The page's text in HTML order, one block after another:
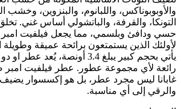
والأوبوبوناكس، واللبانوم، والبنزوين، وخشب
التونكا، والقرفة، والباتشولي أساس غني.
حسي ودافئ وبلسمي، مما يجعل فيلفيت
لأولئك الذين يستمتعون برائحة عميقة وطويلة
يأتي بحجم كبير يبلغ 3.4 أونصة،
رائعة لأي مجموعة عطور. عطر فيلفيت
غابانا ليس مجرد عطر، بل هو إكسسوار يضيف
والرقي إلى أي مناسبة.